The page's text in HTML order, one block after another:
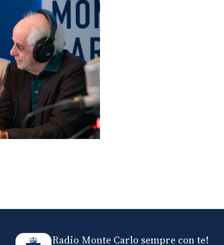
Radio Monte Carlo sempre con te!